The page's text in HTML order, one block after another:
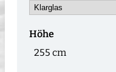
Höhe
255 cm